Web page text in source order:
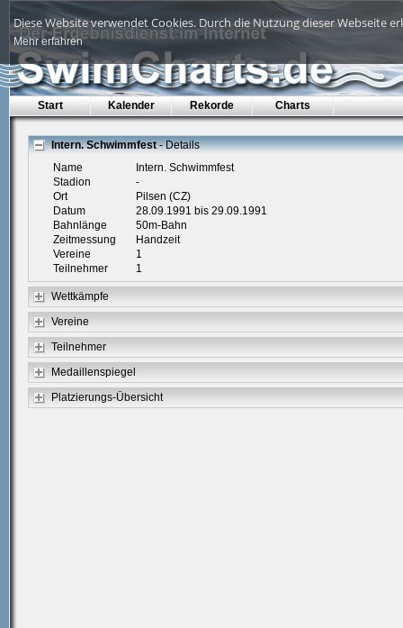
Diese Website verwendet Cookies. Durch die Nutzung dieser Webseite
Mehr erfahren
Start Kalender Rekorde Charts
Intern. Schwimmfest- Details
Name
Intern. Schwimmfest
Stadion
-
Ort
Pilsen (CZ)
Datum
28.09.1991 bis 29.09.1991
Bahnlänge
50m-Bahn
Zeitmessung
Handzeit
Vereine
1
Teilnehmer
1
Wettkämpfe
Vereine
Teilnehmer
Medaillenspiegel
Platzierungs-Übersicht